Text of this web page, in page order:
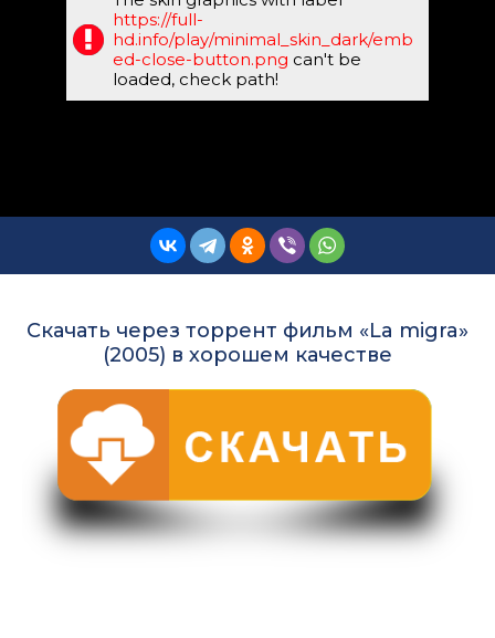
https://full-
hd.info/play/minimal_skin_dark/emb
ed-close-button.png can't be
loaded, check path!
Скачать через торрент фильм «La migra»
(2005) в хорошем качестве